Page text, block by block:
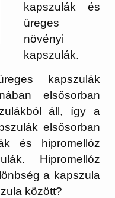
kapszulák és
üreges
növényi
kapszulák.
kapszulák
elsősorban
áll, így a
elsősorban
és hipromellóz
Hipromellóz
a kapszula
között?